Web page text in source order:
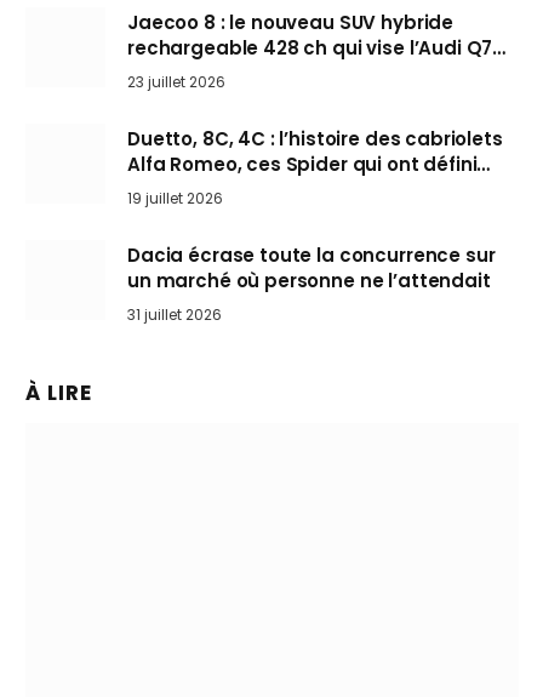
Jaecoo 8 : le nouveau SUV hybride
rechargeable 428 ch qui vise l’Audi Q7
arrive en Europe cet automne
23 juillet 2026
Duetto, 8C, 4C : l’histoire des cabriolets
Alfa Romeo, ces Spider qui ont défini
l’art de rouler cheveux au vent
19 juillet 2026
Dacia écrase toute la concurrence sur
un marché où personne ne l’attendait
31 juillet 2026
À LIRE